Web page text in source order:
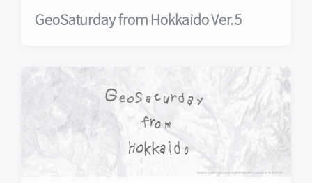
GeoSaturday from Hokkaido Ver.5